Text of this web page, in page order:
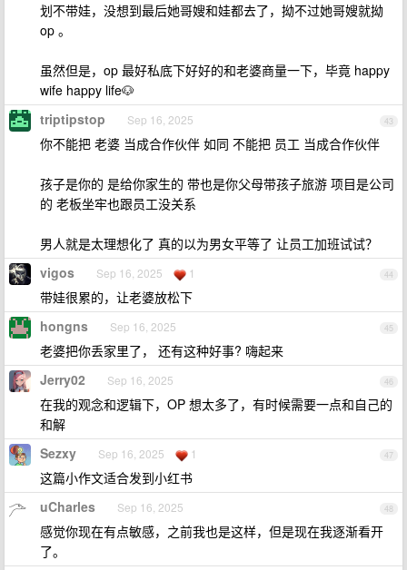
划不带娃，没想到最后她哥嫂和娃都去了，拗不过她哥嫂就拗
op 。
虽然但是，op 最好私底下好好的和老婆商量一下，毕竟 happy
wife happy life🐶
43
triptipstop Sep 16, 2025
你不能把 老婆 当成合作伙伴 如同 不能把 员工 当成合作伙伴
孩子是你的 是给你家生的 带也是你父母带孩子旅游 项目是公司
的 老板坐牢也跟员工没关系
男人就是太理想化了 真的以为男女平等了 让员工加班试试？
44
vigos Sep 16, 2025 1
带娃很累的，让老婆放松下
45
hongns Sep 16, 2025
老婆把你丢家里了， 还有这种好事? 嗨起来
46
Jerry02 Sep 16, 2025
在我的观念和逻辑下，OP 想太多了，有时候需要一点和自己的
和解
47
Sezxy Sep 16, 2025 1
这篇小作文适合发到小红书
48
uCharles Sep 16, 2025
感觉你现在有点敏感，之前我也是这样，但是现在我逐渐看开
了。